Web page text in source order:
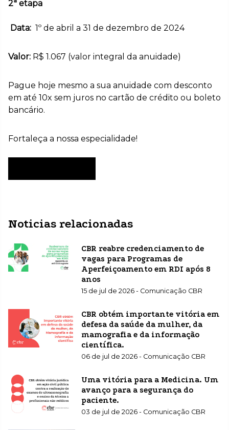
2ª etapa
Data: 1º de abril a 31 de dezembro de 2024
Valor: R$ 1.067 (valor integral da anuidade)
Pague hoje mesmo a sua anuidade com desconto
em até 10x sem juros no cartão de crédito ou boleto
bancário.
Fortaleça a nossa especialidade!
Noticias relacionadas
CBR reabre credenciamento de
vagas para Programas de
Aperfeiçoamento em RDI após 8
anos
15 de jul de 2026 - Comunicação CBR
CBR obtém importante vitória em
defesa da saúde da mulher, da
mamografia e da informação
científica.
06 de jul de 2026 - Comunicação CBR
Uma vitória para a Medicina. Um
avanço para a segurança do
paciente.
03 de jul de 2026 - Comunicação CBR